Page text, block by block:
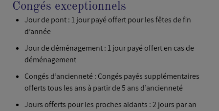
Congés exceptionnels
Jour de pont : 1 jour payé offert pour les fêtes de fin
d’année
Jour de déménagement : 1 jour payé offert en cas de
déménagement
Congés d’ancienneté : Congés payés supplémentaires
offerts tous les ans à partir de 5 ans d’ancienneté
Jours offerts pour les proches aidants : 2 jours par an